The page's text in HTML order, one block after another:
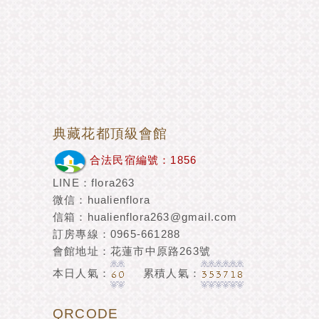
典藏花都頂級會館
合法民宿編號：1856
LINE：flora263
微信：hualienflora
信箱：hualienflora263@gmail.com
訂房專線：0965-661288
會館地址：花蓮市中原路263號
本日人氣：
累積人氣：
QRCODE